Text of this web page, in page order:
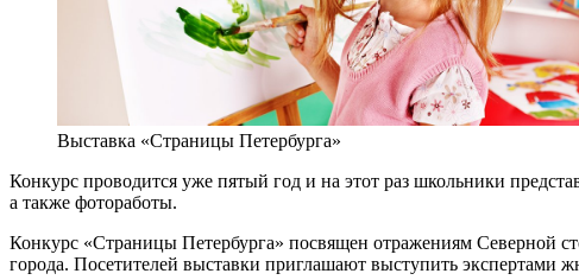
Выставка «Страницы Петербурга»
Конкурс проводится уже пятый год и на этот раз школьники
а также фотоработы.
Конкурс «Страницы Петербурга» посвящен отражениям Северной
города. Посетителей выставки приглашают выступить экспертами